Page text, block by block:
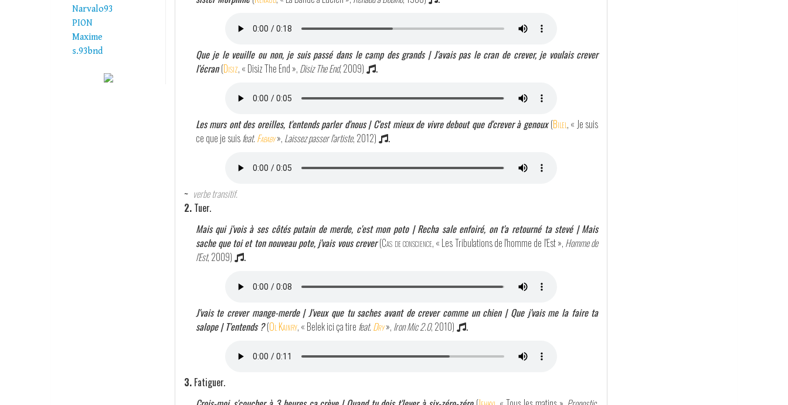
Narvalo93
PION
Maxime
s.93bnd
Que je le veuille ou non, je suis passé dans le camp des grands | J'avais pas le cran de crever, je voulais crever
l'écran (Disiz, « Disiz The End », Disiz The End, 2009) .
Les murs ont des oreilles, t'entends parler d'nous | C'est mieux de vivre debout que d'crever à genoux (Bilel, « Je suis
ce que je suisfeat.Fababy», Laissez passer l'artiste, 2012) .
~ verbe transitif.
2. Tuer.
Mais qui j'vois à ses côtés putain de merde, c'est mon poto | Recha sale enfoiré, on t'a retourné ta stevé | Mais
sache que toi et ton nouveau pote, j'vais vous crever (Cas de conscience, « Les Tribulations de l'homme de l'Est », Homme de
l'Est, 2009) .
J'vais te crever mange-merde | J'veux que tu saches avant de crever comme un chien | Que j'vais me la faire ta
salope | T'entends ? (Ol Kainry, « Belek ici ça tire feat.Dry», Iron Mic 2.0, 2010) .
3. Fatiguer.